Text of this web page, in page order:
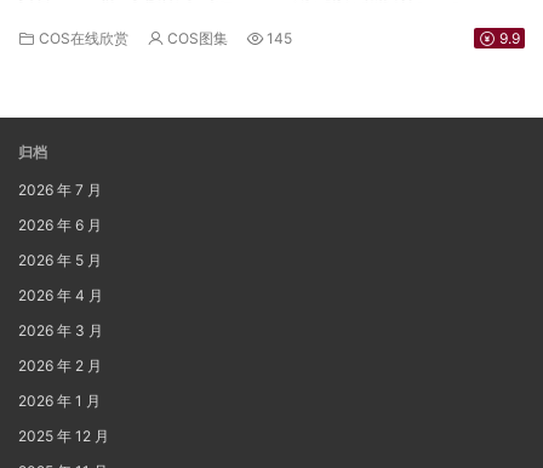
COS在线欣赏 COS图集 145 9.9
归档
2026 年 7 月
2026 年 6 月
2026 年 5 月
2026 年 4 月
2026 年 3 月
2026 年 2 月
2026 年 1 月
2025 年 12 月